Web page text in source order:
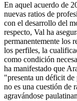
En aquel acuerdo de
nuevas ratios de
con el desarrollo del
respecto, Val ha
permanentemente los
los perfiles, la
como condición
ha manifestado que
"presenta un déficit de
no es una cuestión de
agravándose